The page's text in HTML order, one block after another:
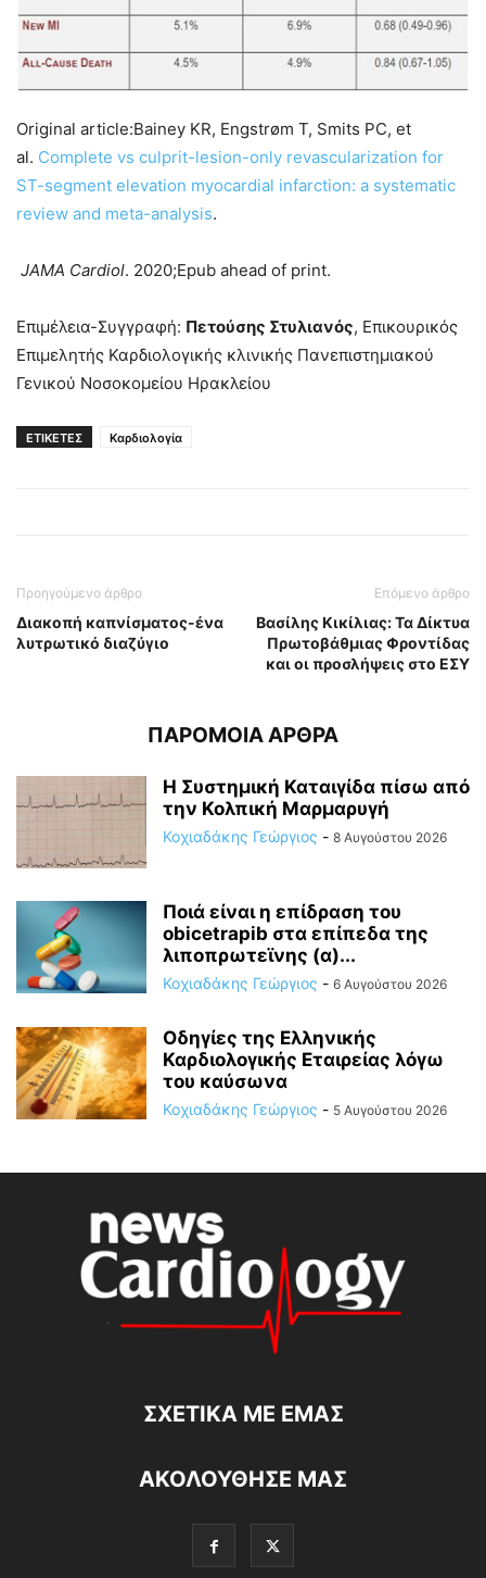
Original article:Bainey KR, Engstrøm T, Smits PC, et
al. Complete vs culprit-lesion-only revascularization for
ST-segment elevation myocardial infarction: a systematic
review and meta-analysis.
JAMA Cardiol. 2020;Epub ahead of print.
Επιμέλεια-Συγγραφή: Πετούσης Στυλιανός, Επικουρικός
Επιμελητής Καρδιολογικής κλινικής Πανεπιστημιακού
Γενικού Νοσοκομείου Ηρακλείου
ΕΤΙΚΕΤΕΣ Καρδιολογία
Προηγούμενο άρθρο
Διακοπή καπνίσματος-ένα
λυτρωτικό διαζύγιο
Επόμενο άρθρο
Βασίλης Κικίλιας: Τα Δίκτυα
Πρωτοβάθμιας Φροντίδας
και οι προσλήψεις στο ΕΣΥ
ΠΑΡΟΜΟΙΑ ΑΡΘΡΑ
Η Συστημική Καταιγίδα πίσω από
την Κολπική Μαρμαρυγή
Κοχιαδάκης Γεώργιος - 8 Αυγούστου 2026
Ποιά είναι η επίδραση του
obicetrapib στα επίπεδα της
λιποπρωτεϊνης (α)...
Κοχιαδάκης Γεώργιος - 6 Αυγούστου 2026
Οδηγίες της Ελληνικής
Καρδιολογικής Εταιρείας λόγω
του καύσωνα
Κοχιαδάκης Γεώργιος - 5 Αυγούστου 2026
ΣΧΕΤΙΚΆ ΜΕ ΕΜΆΣ
ΑΚΟΛΟΥΘΗΣΕ ΜΑΣ